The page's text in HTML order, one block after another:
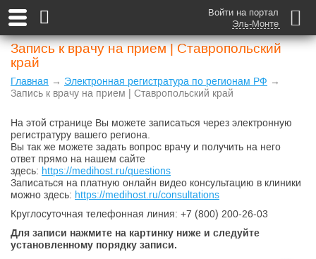
Войти на портал
Эль-Монте
Запись к врачу на прием | Ставропольский
край
Главная → Электронная регистратура по регионам РФ →
Запись к врачу на прием | Ставропольский край
На этой странице Вы можете записаться через электронную
регистратуру вашего региона.
Вы так же можете задать вопрос врачу и получить на него
ответ прямо на нашем сайте
здесь: https://medihost.ru/questions
Записаться на платную онлайн видео консультацию в клиники
можно здесь: https://medihost.ru/consultations
Круглосуточная телефонная линия: +7 (800) 200-26-03
Для записи нажмите на картинку ниже и следуйте
установленному порядку записи.